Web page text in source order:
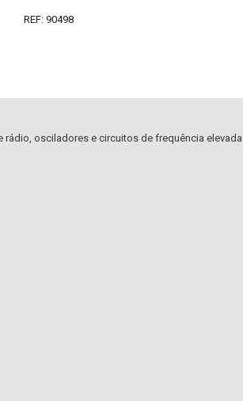
REF: 90498
rádio, osciladores e circuitos de frequência